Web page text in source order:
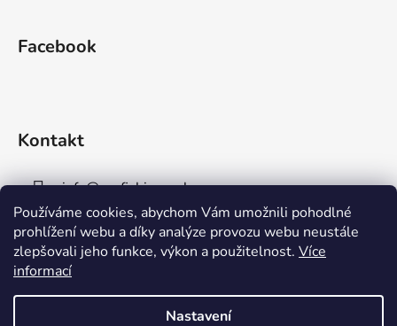
Používáme cookies, abychom Vám umožnili pohodlné
prohlížení webu a díky analýze provozu webu neustále
zlepšovali jeho funkce, výkon a použitelnost. Více
informací
Nastavení
Facebook
Kontakt
info@aaafishingpraha.cz
778 011 878